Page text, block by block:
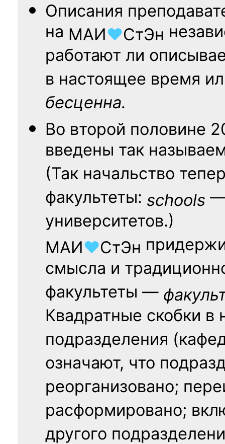
Описания
на МАИ♥СтЭн
работают ли
в настоящее время
бесценна.
Во второй половине
введены так
(Так начальство
факультеты: schools —
университетов.)
МАИ♥СтЭн
смысла и
факультеты —
Квадратные скобки в
подразделения
означают, что
реорганизовано;
расформировано;
другого